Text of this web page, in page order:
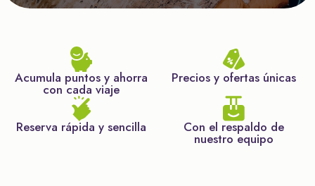
Acumula puntos y ahorra
con cada viaje
Precios y ofertas únicas
Reserva rápida y sencilla Con el respaldo de
nuestro equipo